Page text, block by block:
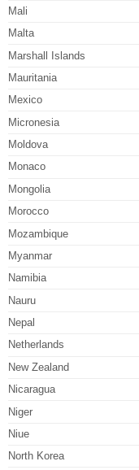
Mali
Malta
Marshall Islands
Mauritania
Mexico
Micronesia
Moldova
Monaco
Mongolia
Morocco
Mozambique
Myanmar
Namibia
Nauru
Nepal
Netherlands
New Zealand
Nicaragua
Niger
Niue
North Korea